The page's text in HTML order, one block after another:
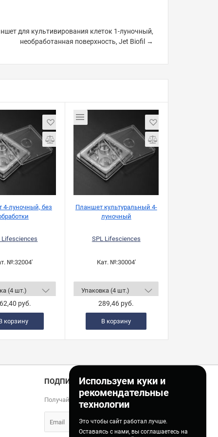
Используем куки и
рекомендательные
технологии
Это чтобы сайт работал лучше.
Оставаясь с нами, вы соглашаетесь на
для культивирования клеток 1-луночный,
необработанная поверхность, Jet Biofil →
4-луночный, без
Lifesciences
№:32004'
руб.
корзину
Планшет культуральный 4-
луночный
SPL Lifesciences
Кат. №:30004'
289,46 руб.
В корзину
ПОДПИСКА
Получайте только полезные статьи!